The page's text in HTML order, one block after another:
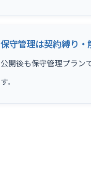
保守管理は契約縛り・
公開後も保守管理プラン
す。